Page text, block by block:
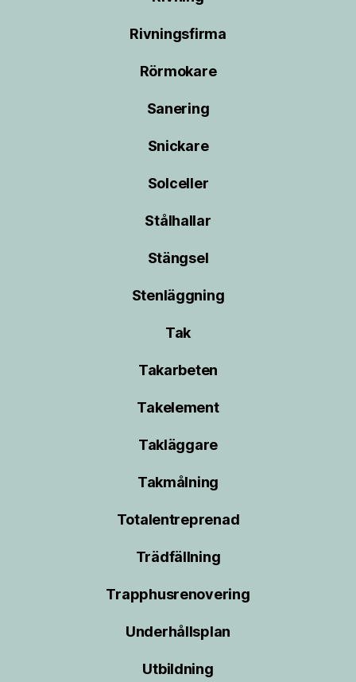
Rivningsfirma
Rörmokare
Sanering
Snickare
Solceller
Stålhallar
Stängsel
Stenläggning
Tak
Takarbeten
Takelement
Takläggare
Takmålning
Totalentreprenad
Trädfällning
Trapphusrenovering
Underhållsplan
Utbildning